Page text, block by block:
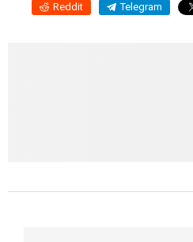
Reddit Telegram